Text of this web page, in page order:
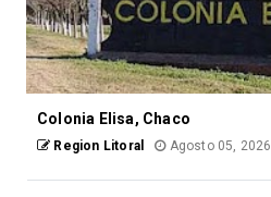
Colonia Elisa, Chaco
Region Litoral Agosto 05, 2026